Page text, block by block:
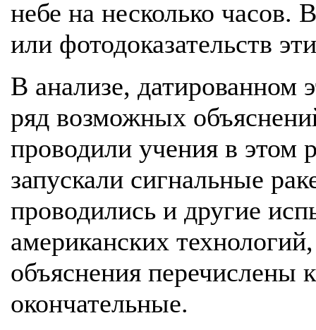
небе на несколько часов.
или фотодоказательств
В анализе, датированном
ряд возможных
проводили учения в этом
запускали сигнальные
проводились и другие
американских
объяснения перечислены
окончательные.